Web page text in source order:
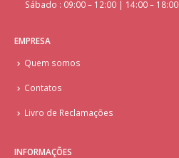
Sábado : 09:00 – 12:00 | 14:00 – 18:00
EMPRESA
Quem somos
Contatos
Livro de Reclamações
INFORMAÇÕES